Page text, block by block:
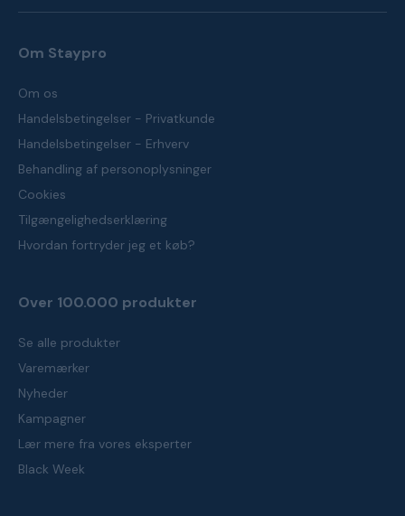
Om Staypro
Om os
Handelsbetingelser - Privatkunde
Handelsbetingelser - Erhverv
Behandling af personoplysninger
Cookies
Tilgængelighedserklæring
Hvordan fortryder jeg et køb?
Over 100.000 produkter
Se alle produkter
Varemærker
Nyheder
Kampagner
Lær mere fra vores eksperter
Black Week